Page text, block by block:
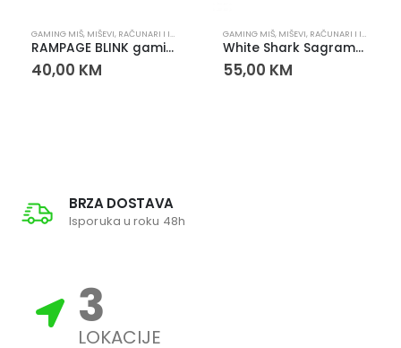
GAMING MIŠ, MIŠEVI, RAČUNARI I IT OPREMA
RAMPAGE BLINK gaming miš – 12800 DPI, INSTANT 825F senzor, 1000Hz
40,00 KM
GAMING MIŠ, MIŠEVI, RAČUNARI I IT OPREMA
White Shark Sagramore Gaming Miš RGB
55,00 KM
BRZA DOSTAVA
Isporuka u roku 48h
3
LOKACIJE